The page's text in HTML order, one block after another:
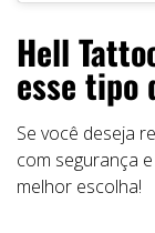
Hell
esse tipo
Se você deseja
com segurança
melhor escolha!